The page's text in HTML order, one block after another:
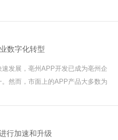
数字化转型
发展，亳州APP开发已成为亳州企
然而，市面上的APP产品大多数为
开始考虑进行定制开发，以便更好
行加速和升级